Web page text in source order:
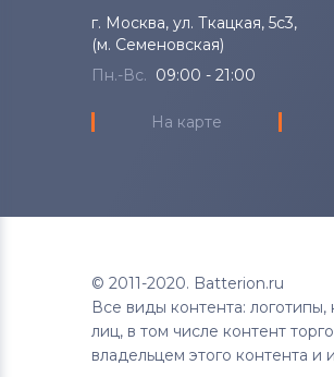
г. Москва, ул. Ткацкая, 5с3,
(м. Семеновская)
Пн.-Вс. 09:00 - 21:00
На карте
© 2011-2020. Batterion.ru
Все виды контента:
лиц, в том числе контент
владельцем этого контента и